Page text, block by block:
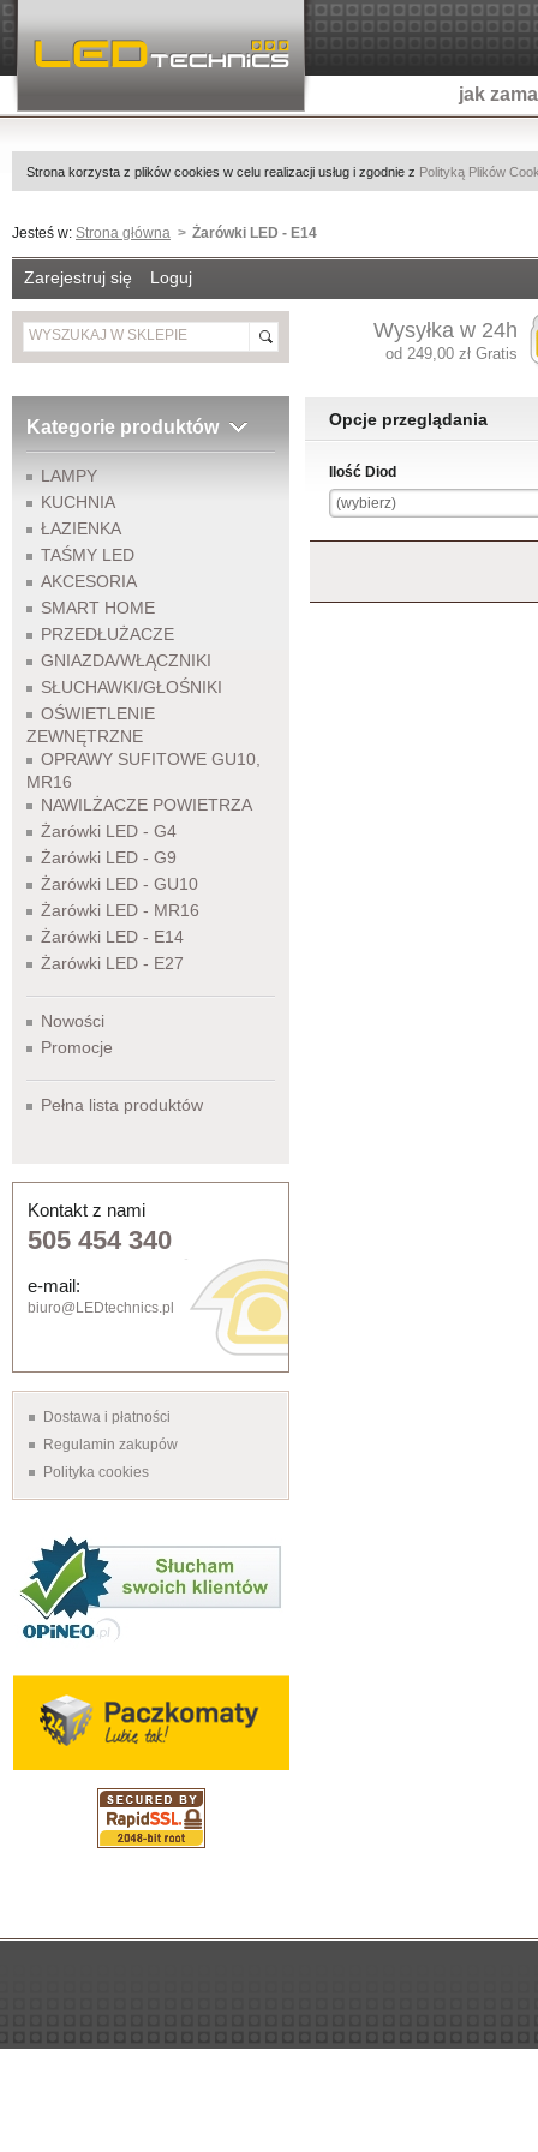
jak
Strona korzysta z plików cookies w celu realizacji usług i zgodnie z Polityką Plików
Jesteś w: Strona główna Żarówki LED - E14
Zarejestruj się Loguj
Wysyłka w 24h
od 249,00 zł Gratis
Kategorie produktów
LAMPY
KUCHNIA
ŁAZIENKA
TAŚMY LED
AKCESORIA
SMART HOME
PRZEDŁUŻACZE
GNIAZDA/WŁĄCZNIKI
SŁUCHAWKI/GŁOŚNIKI
OŚWIETLENIE
ZEWNĘTRZNE
OPRAWY SUFITOWE GU10,
MR16
NAWILŻACZE POWIETRZA
Żarówki LED - G4
Żarówki LED - G9
Żarówki LED - GU10
Żarówki LED - MR16
Żarówki LED - E14
Żarówki LED - E27
Nowości
Promocje
Pełna lista produktów
Kontakt z nami
505 454 340
e-mail:
biuro@LEDtechnics.pl
Dostawa i płatności
Regulamin zakupów
Polityka cookies
Opcje przeglądania
Ilość Diod
(wybierz)